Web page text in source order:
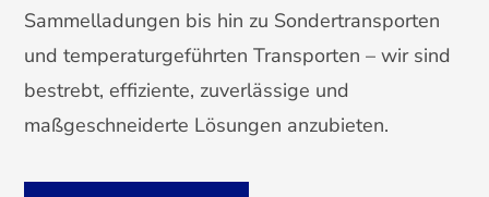
Sammelladungen bis hin zu Sondertransporten
und temperaturgeführten Transporten – wir sind
bestrebt, effiziente, zuverlässige und
maßgeschneiderte Lösungen anzubieten.